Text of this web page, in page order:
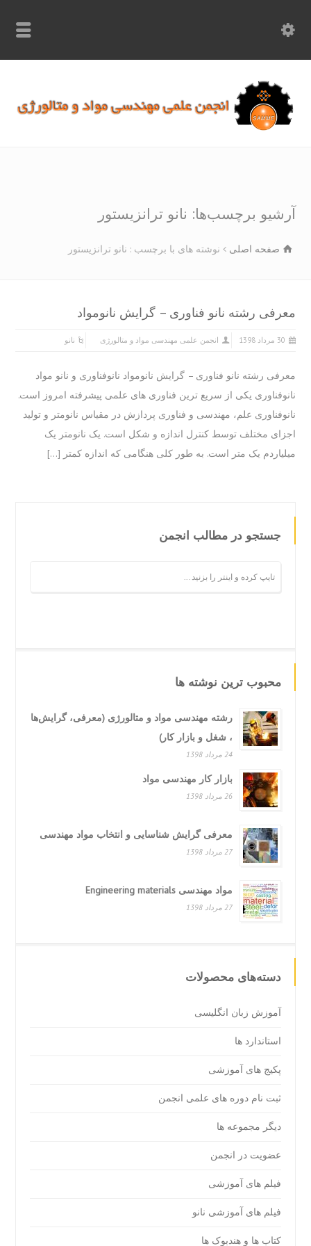
برچسب‌ها: نانو ترانزیستور
صفحه اصلی نوشته های با برچسب : نانو ترانزیستور
رشته نانو فناوری – گرایش نانومواد
انجمن علمی مهندسی مواد و متالورژی نانو
رشته نانو فناوری – گرایش نانومواد نانوفناوری و نانو مواد
یکی از سریع ترین فناوری های علمی پیشرفته امروز است.
علم، مهندسی و فناوری پردازش در مقیاس نانومتر و تولید
مختلف توسط کنترل اندازه و شکل است. یک نانومتر یک
یک متر است. به طور کلی هنگامی که اندازه کمتر […]
جستجو در مطالب انجمن
محبوب ترین نوشته ها
رشته مهندسی مواد و متالورژی (معرفی، گرایش‌ها
، شغل و بازار کار)
بازار کار مهندسی مواد
26 مرداد 1398
معرفی گرایش شناسایی و انتخاب مواد مهندسی
27 مرداد 1398
مواد مهندسی Engineering materials
27 مرداد 1398
دسته‌های محصولات
آموزش زبان انگلیسی
استاندارد ها
پکیج های آموزشی
ثبت نام دوره های علمی انجمن
دیگر مجموعه ها
عضویت در انجمن
فیلم های آموزشی
فیلم های آموزشی نانو
کتاب ها و هندبوک ها